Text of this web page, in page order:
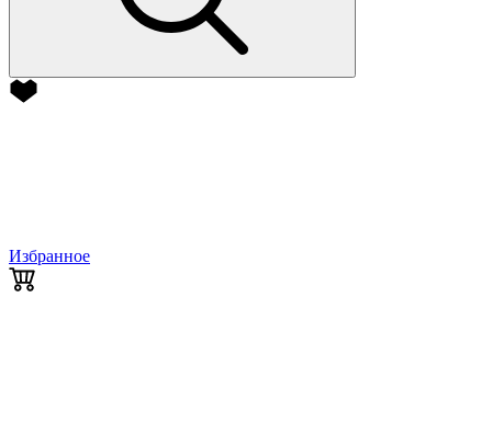
Избранное